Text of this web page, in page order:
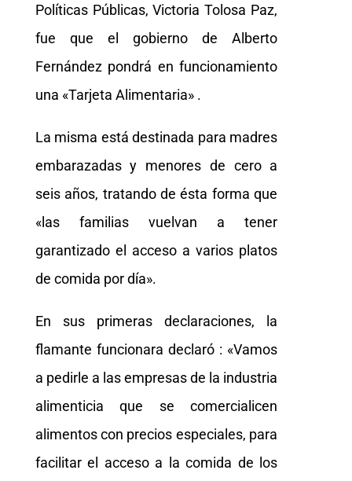
Políticas Públicas, Victoria Tolosa Paz,
fue que el gobierno de Alberto
Fernández pondrá en funcionamiento
una «Tarjeta Alimentaria» .
La misma está destinada para madres
embarazadas y menores de cero a
seis años, tratando de ésta forma que
«las familias vuelvan a tener
garantizado el acceso a varios platos
de comida por día».
En sus primeras declaraciones, la
flamante funcionara declaró : «Vamos
a pedirle a las empresas de la industria
alimenticia que se comercialicen
alimentos con precios especiales, para
facilitar el acceso a la comida de los